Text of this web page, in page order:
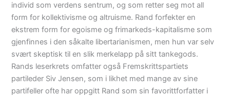
individ som verdens sentrum, og som retter seg mot all
form for kollektivisme og altruisme. Rand forfekter en
ekstrem form for egoisme og frimarkeds-kapitalisme som
gjenfinnes i den såkalte libertarianismen, men hun var selv
svært skeptisk til en slik merkelapp på sitt tankegods.
Rands leserkrets omfatter også Fremskrittspartiets
partileder Siv Jensen, som i likhet med mange av sine
partifeller ofte har oppgitt Rand som sin favorittforfatter i